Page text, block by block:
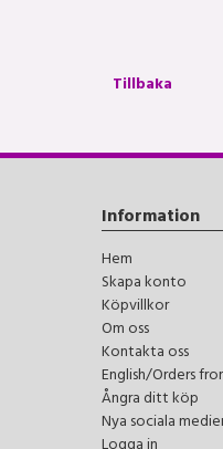
Tillbaka
Information
Hem
Skapa konto
Köpvillkor
Om oss
Kontakta oss
English/Orders
Ångra ditt köp
Nya sociala